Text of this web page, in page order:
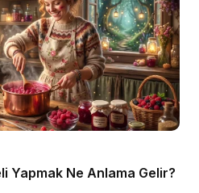
Yapmak Ne Anlama Gelir?